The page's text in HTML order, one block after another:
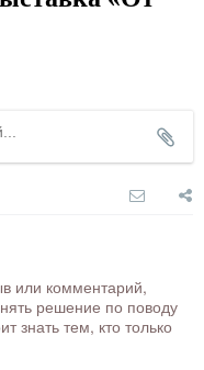
или комментарий,
решение по поводу
знать тем, кто только